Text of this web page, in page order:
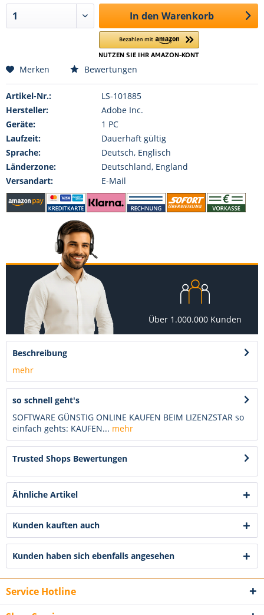
In den Warenkorb
Merken Bewertungen
Artikel-Nr.:
LS-101885
Hersteller:
Adobe Inc.
Geräte:
1 PC
Laufzeit:
Dauerhaft gültig
Sprache:
Deutsch, Englisch
Länderzone:
Deutschland, England
Versandart:
E-Mail
Über 1.000.000 Kunden
Beschreibung
mehr
so schnell geht's
SOFTWARE GÜNSTIG ONLINE KAUFEN BEIM LIZENZSTAR so
einfach gehts: KAUFEN... mehr
Trusted Shops Bewertungen
Ähnliche Artikel
Kunden kauften auch
Kunden haben sich ebenfalls angesehen
Service Hotline